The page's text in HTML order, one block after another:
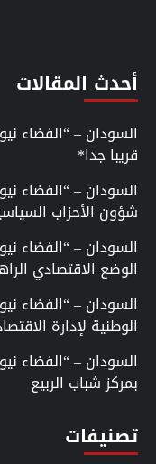
أحدث المقالات
السودان – “الفضاء
قريبا جدا*
السودان – “الفضاء
شؤون الأحزاب
السودان – “الفضاء
الوضع الاقتصادي
السودان – “الفضاء
الوطنية لإدارة
السودان – “الفضاء
بمركز شباب الربيع
تصنيفات